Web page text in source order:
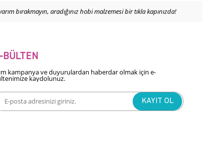
bırakmayın, aradığınız hobi malzemesi bir tıkla kapınızda!
BÜLTEN
kampanya ve duyurulardan haberdar olmak için e-
kaydolunuz.